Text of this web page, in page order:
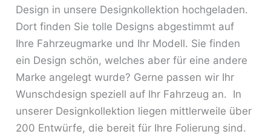
Design in unsere Designkollektion hochgeladen.
Dort finden Sie tolle Designs abgestimmt auf
Ihre Fahrzeugmarke und Ihr Modell. Sie finden
ein Design schön, welches aber für eine andere
Marke angelegt wurde? Gerne passen wir Ihr
Wunschdesign speziell auf Ihr Fahrzeug an. In
unserer Designkollektion liegen mittlerweile über
200 Entwürfe, die bereit für Ihre Folierung sind.